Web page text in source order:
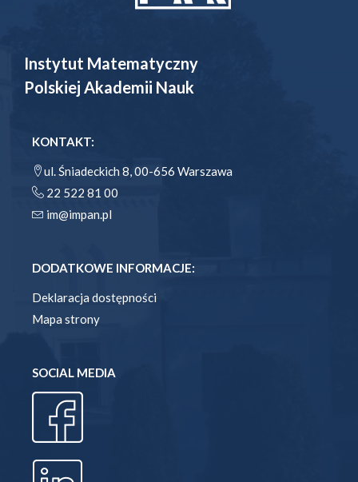
Instytut Matematyczny
Polskiej Akademii Nauk
KONTAKT:
ul. Śniadeckich 8, 00-656 Warszawa
22 522 81 00
im@impan.pl
DODATKOWE INFORMACJE:
Deklaracja dostępności
Mapa strony
SOCIAL MEDIA